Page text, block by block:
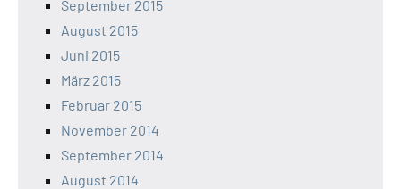
September 2015
August 2015
Juni 2015
März 2015
Februar 2015
November 2014
September 2014
August 2014